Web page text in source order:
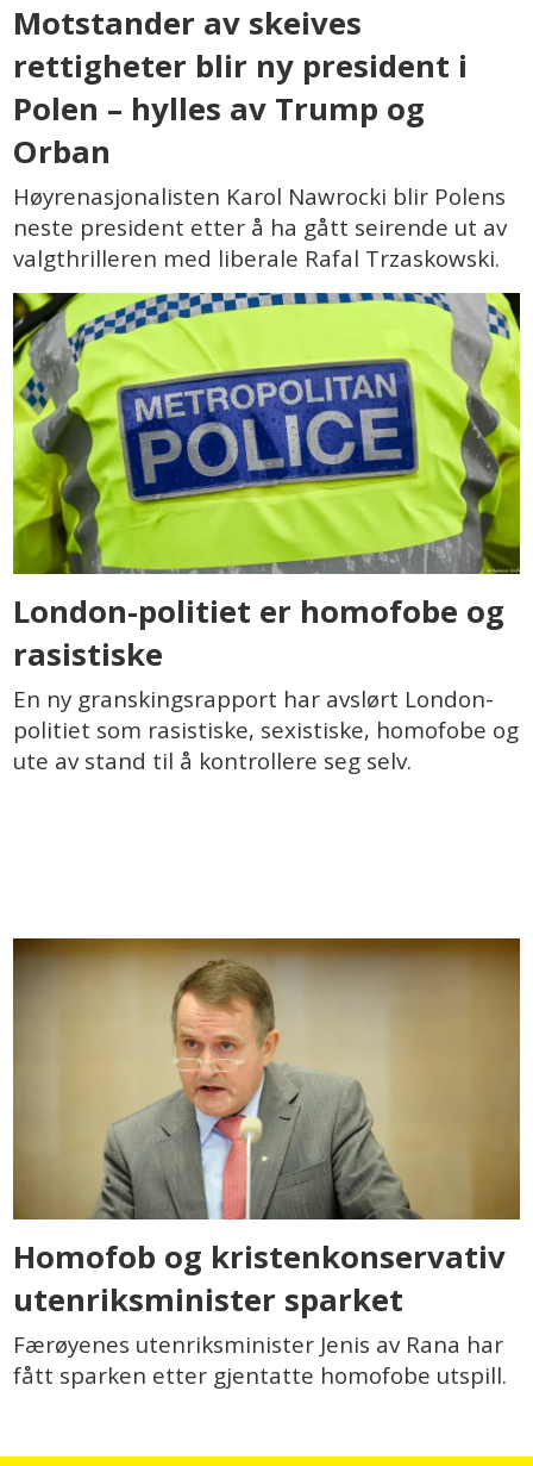
Motstander av skeives
rettigheter blir ny president i
Polen – hylles av Trump og
Orban
Høyrenasjonalisten Karol Nawrocki blir Polens
neste president etter å ha gått seirende ut av
valgthrilleren med liberale Rafal Trzaskowski.
London-politiet er homofobe og
rasistiske
En ny granskingsrapport har avslørt London-
politiet som rasistiske, sexistiske, homofobe og
ute av stand til å kontrollere seg selv.
Homofob og kristenkonservativ
utenriksminister sparket
Færøyenes utenriksminister Jenis av Rana har
fått sparken etter gjentatte homofobe utspill.